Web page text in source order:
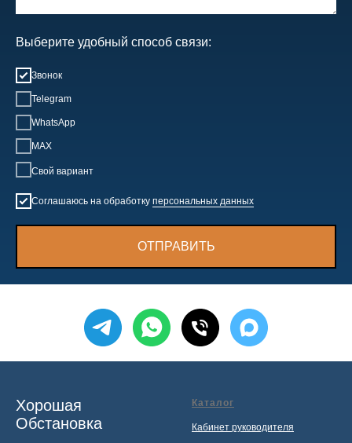
Выберите удобный способ связи:
Звонок
Telegram
WhatsApp
MAX
Свой вариант
Соглашаюсь на обработку персональных данных
ОТПРАВИТЬ
Хорошая
Обстановка
Каталог
Кабинет руководителя